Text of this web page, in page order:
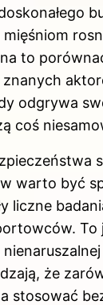
to
odgrywa
coś
warto być
liczne
To
że
stosować